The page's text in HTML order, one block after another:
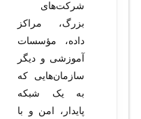
شرکت‌های
بزرگ، مراکز
داده، مؤسسات
آموزشی و دیگر
سازمان‌هایی که
به یک شبکه
پایدار، امن و با